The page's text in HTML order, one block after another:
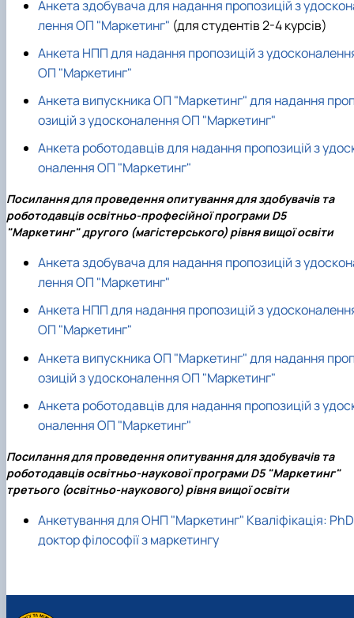
Анкета здобувача для надання пропозицій з
лення ОП "Маркетинг" (для студентів 2-4 курсів)
Анкета НПП для надання пропозицій з
ОП "Маркетинг"
Анкета випускника ОП "Маркетинг" для надання
озицій з удосконалення ОП "Маркетинг"
Анкета роботодавців для надання пропозицій з
оналення ОП "Маркетинг"
Посилання для проведення опитування для здобувачів та
роботодавців освітньо-професійної програми D5
"Маркетинг" другого (магістерського) рівня вищої освіти
Анкета здобувача для надання пропозицій з
лення ОП "Маркетинг"
Анкета НПП для надання пропозицій з
ОП "Маркетинг"
Анкета випускника ОП "Маркетинг" для надання
озицій з удосконалення ОП "Маркетинг"
Анкета роботодавців для надання пропозицій з
оналення ОП "Маркетинг"
Посилання для проведення опитування для здобувачів та
роботодавців освітньо-наукової програми D5 "Маркетинг"
третього (освітньо-наукового) рівня вищої освіти
Анкетування для ОНП "Маркетинг" Кваліфікація: PhD
доктор філософії з маркетингу